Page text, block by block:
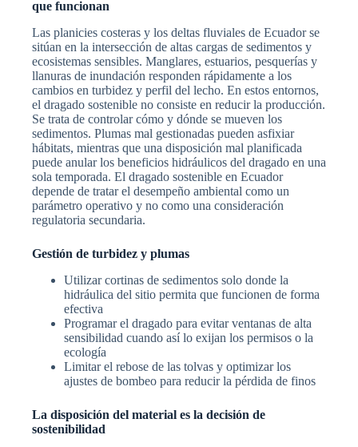
que funcionan
Las planicies costeras y los deltas fluviales de Ecuador se
sitúan en la intersección de altas cargas de sedimentos y
ecosistemas sensibles. Manglares, estuarios, pesquerías y
llanuras de inundación responden rápidamente a los
cambios en turbidez y perfil del lecho. En estos entornos,
el dragado sostenible no consiste en reducir la producción.
Se trata de controlar cómo y dónde se mueven los
sedimentos. Plumas mal gestionadas pueden asfixiar
hábitats, mientras que una disposición mal planificada
puede anular los beneficios hidráulicos del dragado en una
sola temporada. El dragado sostenible en Ecuador
depende de tratar el desempeño ambiental como un
parámetro operativo y no como una consideración
regulatoria secundaria.
Gestión de turbidez y plumas
Utilizar cortinas de sedimentos solo donde la
hidráulica del sitio permita que funcionen de forma
efectiva
Programar el dragado para evitar ventanas de alta
sensibilidad cuando así lo exijan los permisos o la
ecología
Limitar el rebose de las tolvas y optimizar los
ajustes de bombeo para reducir la pérdida de finos
La disposición del material es la decisión de
sostenibilidad